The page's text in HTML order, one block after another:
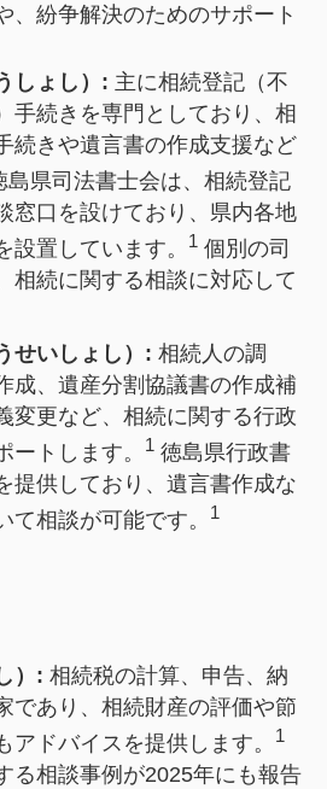
、紛争解決のためのサポート
しょし）: 主に相続登記（不
手続きを専門としており、相
続きや遺言書の作成支援など
県司法書士会は、相続登記
窓口を設けており、県内各地
設置しています。
1個別の司
相続に関する相談に対応して
せいしょし）: 相続人の調
成、遺産分割協議書の作成補
変更など、相続に関する行政
ートします。
1徳島県行政書
提供しており、遺言書作成な
て相談が可能です。
1
）: 相続税の計算、申告、納
であり、相続財産の評価や節
アドバイスを提供します。
1
る相談事例が2025年にも報告